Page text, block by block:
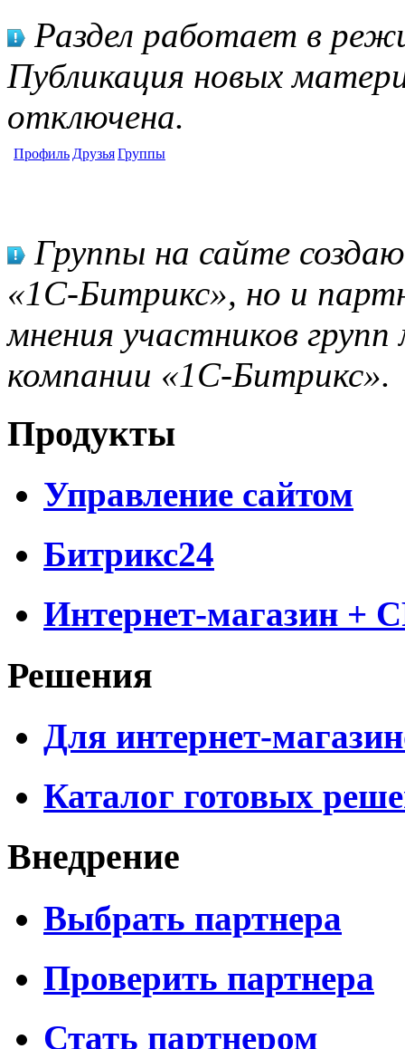
Раздел работает в
Публикация новых
отключена.
Профиль ДрузьяГруппы
Группы на сайте
«1С-Битрикс», но и
мнения участников
компании «1С-Битрикс».
Продукты
Управление сайтом
Битрикс24
Интернет-магазин +
Решения
Для интернет-
Каталог готовых
Внедрение
Выбрать партнера
Проверить партнера
Стать партнером